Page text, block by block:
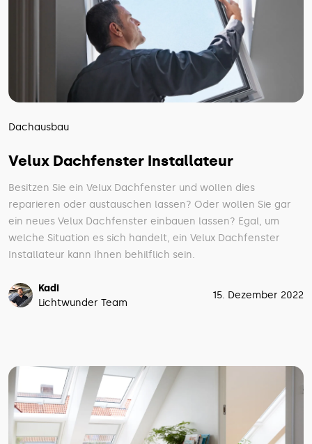
Dachausbau
Velux Dachfenster Installateur
Besitzen Sie ein Velux Dachfenster und wollen dies
reparieren oder austauschen lassen? Oder wollen Sie gar
ein neues Velux Dachfenster einbauen lassen? Egal, um
welche Situation es sich handelt, ein Velux Dachfenster
Installateur kann Ihnen behilflich sein.
Kadi
Lichtwunder Team
15. Dezember 2022